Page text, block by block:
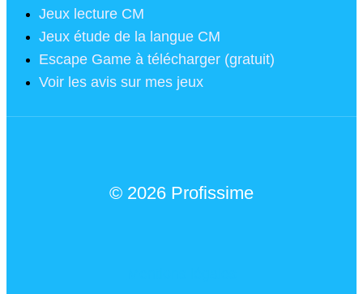
Jeux lecture CM
Jeux étude de la langue CM
Escape Game à télécharger (gratuit)
Voir les avis sur mes jeux
© 2026 Profissime